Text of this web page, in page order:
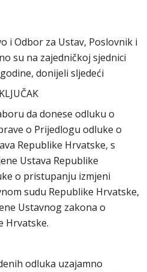
i Odbor za Ustav, Poslovnik i
su na zajedničkoj sjednici
donijeli sljedeći
da donese odluku o
o Prijedlogu odluke o
Republike Hrvatske, s
Ustava Republike
o pristupanju izmjeni
sudu Republike Hrvatske,
Ustavnog zakona o
Hrvatske.
odluka uzajamno